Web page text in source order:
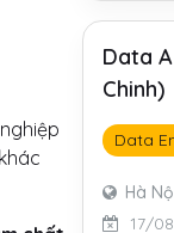
Data
Chinh)
Data
Hà
17/